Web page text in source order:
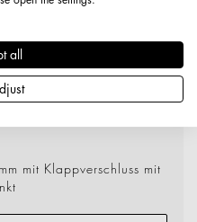
mit Klappverschluss mit
all